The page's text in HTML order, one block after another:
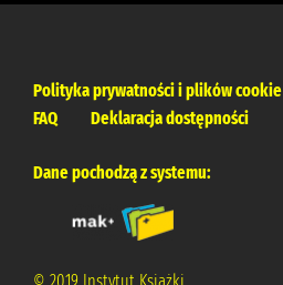
Polityka prywatności i plików cookie
FAQ
Deklaracja dostępności
Dane pochodzą z systemu:
© 2019 Instytut Książki